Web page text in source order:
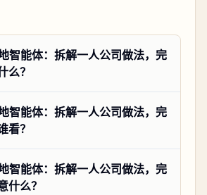
智能体：拆解一人公司做法，完
么？
智能体：拆解一人公司做法，完
看？
智能体：拆解一人公司做法，完
什么？